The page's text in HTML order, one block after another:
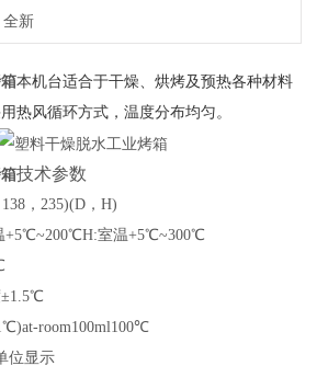
全新
本机台适合于干燥、烘烤及预热各种材料
热风循环方式，温度分布均匀。
技术参数
，235)(D，H)
+5℃~200℃H:室温+5℃~300℃
±1.5℃
room100ml100℃
位显示